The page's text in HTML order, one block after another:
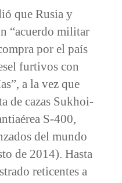
que Rusia y
“acuerdo militar
por el país
furtivos con
a la vez que
de cazas Sukhoi-
S-400,
del mundo
de 2014). Hasta
reticentes a